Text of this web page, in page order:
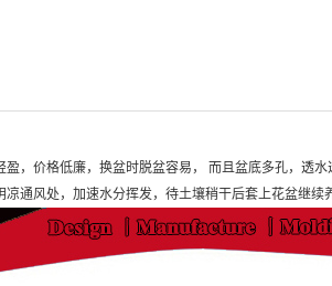
，价格低廉，换盆时脱盆容易， 而且盆底多孔，透水
通风处，加速水分挥发，待土壤稍干后套上花盆继续